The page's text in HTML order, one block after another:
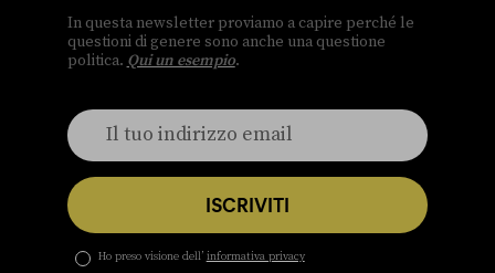
In questa newsletter proviamo a capire perché le
questioni di genere sono anche una questione
politica. Qui un esempio.
ISCRIVITI
Ho preso visione dell’ informativa privacy